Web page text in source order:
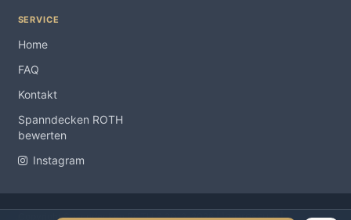
SERVICE
Home
FAQ
Kontakt
Spanndecken ROTH
bewerten
Instagram
Copyright Spanndecken ROTH ® 2012-2026 |Impressum|